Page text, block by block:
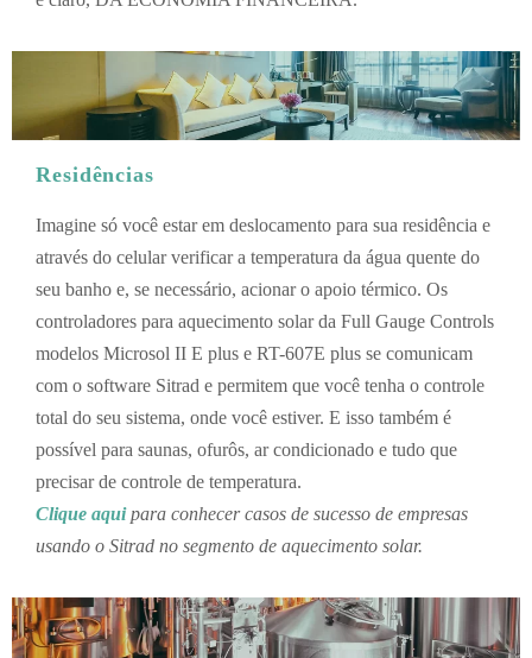
Residências
Imagine só você estar em deslocamento para sua residência e
através do celular verificar a temperatura da água quente do
seu banho e, se necessário, acionar o apoio térmico. Os
controladores para aquecimento solar da Full Gauge Controls
modelos Microsol II E plus e RT-607E plus se comunicam
com o software Sitrad e permitem que você tenha o controle
total do seu sistema, onde você estiver. E isso também é
possível para saunas, ofurôs, ar condicionado e tudo que
precisar de controle de temperatura.
Clique aquipara conhecer casos de sucesso de empresas
usando o Sitrad no segmento de aquecimento solar.